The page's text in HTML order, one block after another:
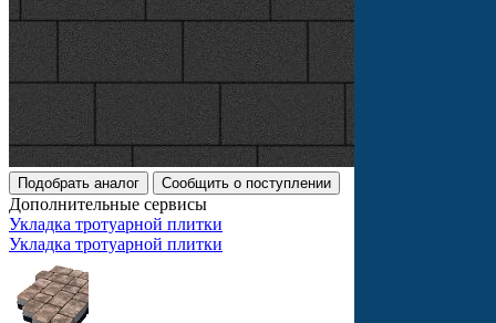
Подобрать аналог Сообщить о поступлении
Дополнительные сервисы
Укладка тротуарной плитки
Укладка тротуарной плитки